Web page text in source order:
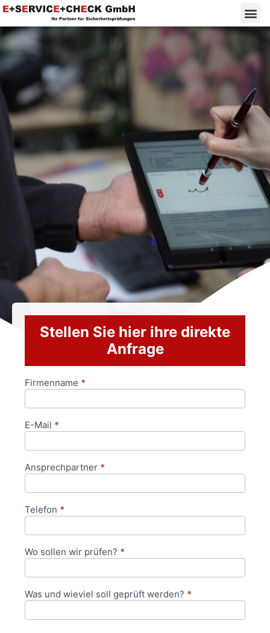
Stellen Sie hier ihre direkte
Anfrage
Anfrageformular
Firmenname *
E-Mail *
Ansprechpartner *
Telefon *
Wo sollen wir prüfen? *
Was und wieviel soll geprüft werden? *